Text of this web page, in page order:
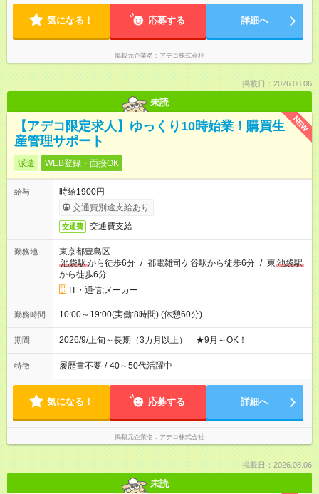
気になる！ 応募する 詳細へ
掲載元企業名 アデコ株式会社
掲載日：2026.08.06
未読
NEW
【アデコ限定求人】ゆっくり10時始業！購買生
産管理サポート
派遣 WEB登録・面接OK
給与
時給1900円
交通費別途支給あり
交通費 交通費支給
勤務地
東京都豊島区
池袋駅から徒歩6分 / 都電雑司ケ谷駅から徒歩6分 / 東 池袋駅
から徒歩6分
IT・通信;メーカー
勤務時間 10:00～19:00(実働:8時間) (休憩60分)
期間 2026/9/上旬～長期（3カ月以上） ★9月～OK！
特徴 履歴書不要 / 40～50代活躍中
気になる！ 応募する 詳細へ
掲載元企業名 アデコ株式会社
掲載日：2026.08.06
未読